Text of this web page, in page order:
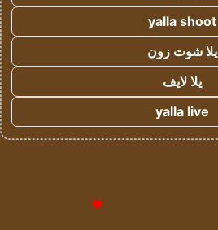
yalla shoot
يلا شوت زون
يلا لايف
yalla live